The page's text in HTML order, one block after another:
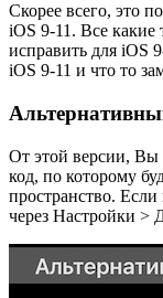
Скорее всего, это
iOS 9-11. Все
исправить для iOS
iOS 9-11 и что то
От этой версии, Вы
код, по которому
пространство.
через Настройки >